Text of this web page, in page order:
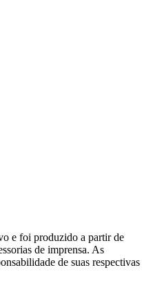
e foi produzido a partir de
de imprensa. As
de suas respectivas